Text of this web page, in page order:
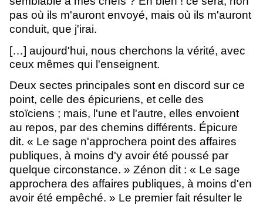
pas où ils m'auront envoyé, mais où ils m'auront
conduit, que j'irai.
[…] aujourd'hui, nous cherchons la vérité, avec
ceux mêmes qui l'enseignent.
Deux sectes principales sont en discord sur ce
point, celle des épicuriens, et celle des
stoïciens ; mais, l'une et l'autre, elles envoient
au repos, par des chemins différents. Épicure
dit. « Le sage n'approchera point des affaires
publiques, à moins d'y avoir été poussé par
quelque circonstance. » Zénon dit : « Le sage
approchera des affaires publiques, à moins d'en
avoir été empêché. » Le premier fait résulter le